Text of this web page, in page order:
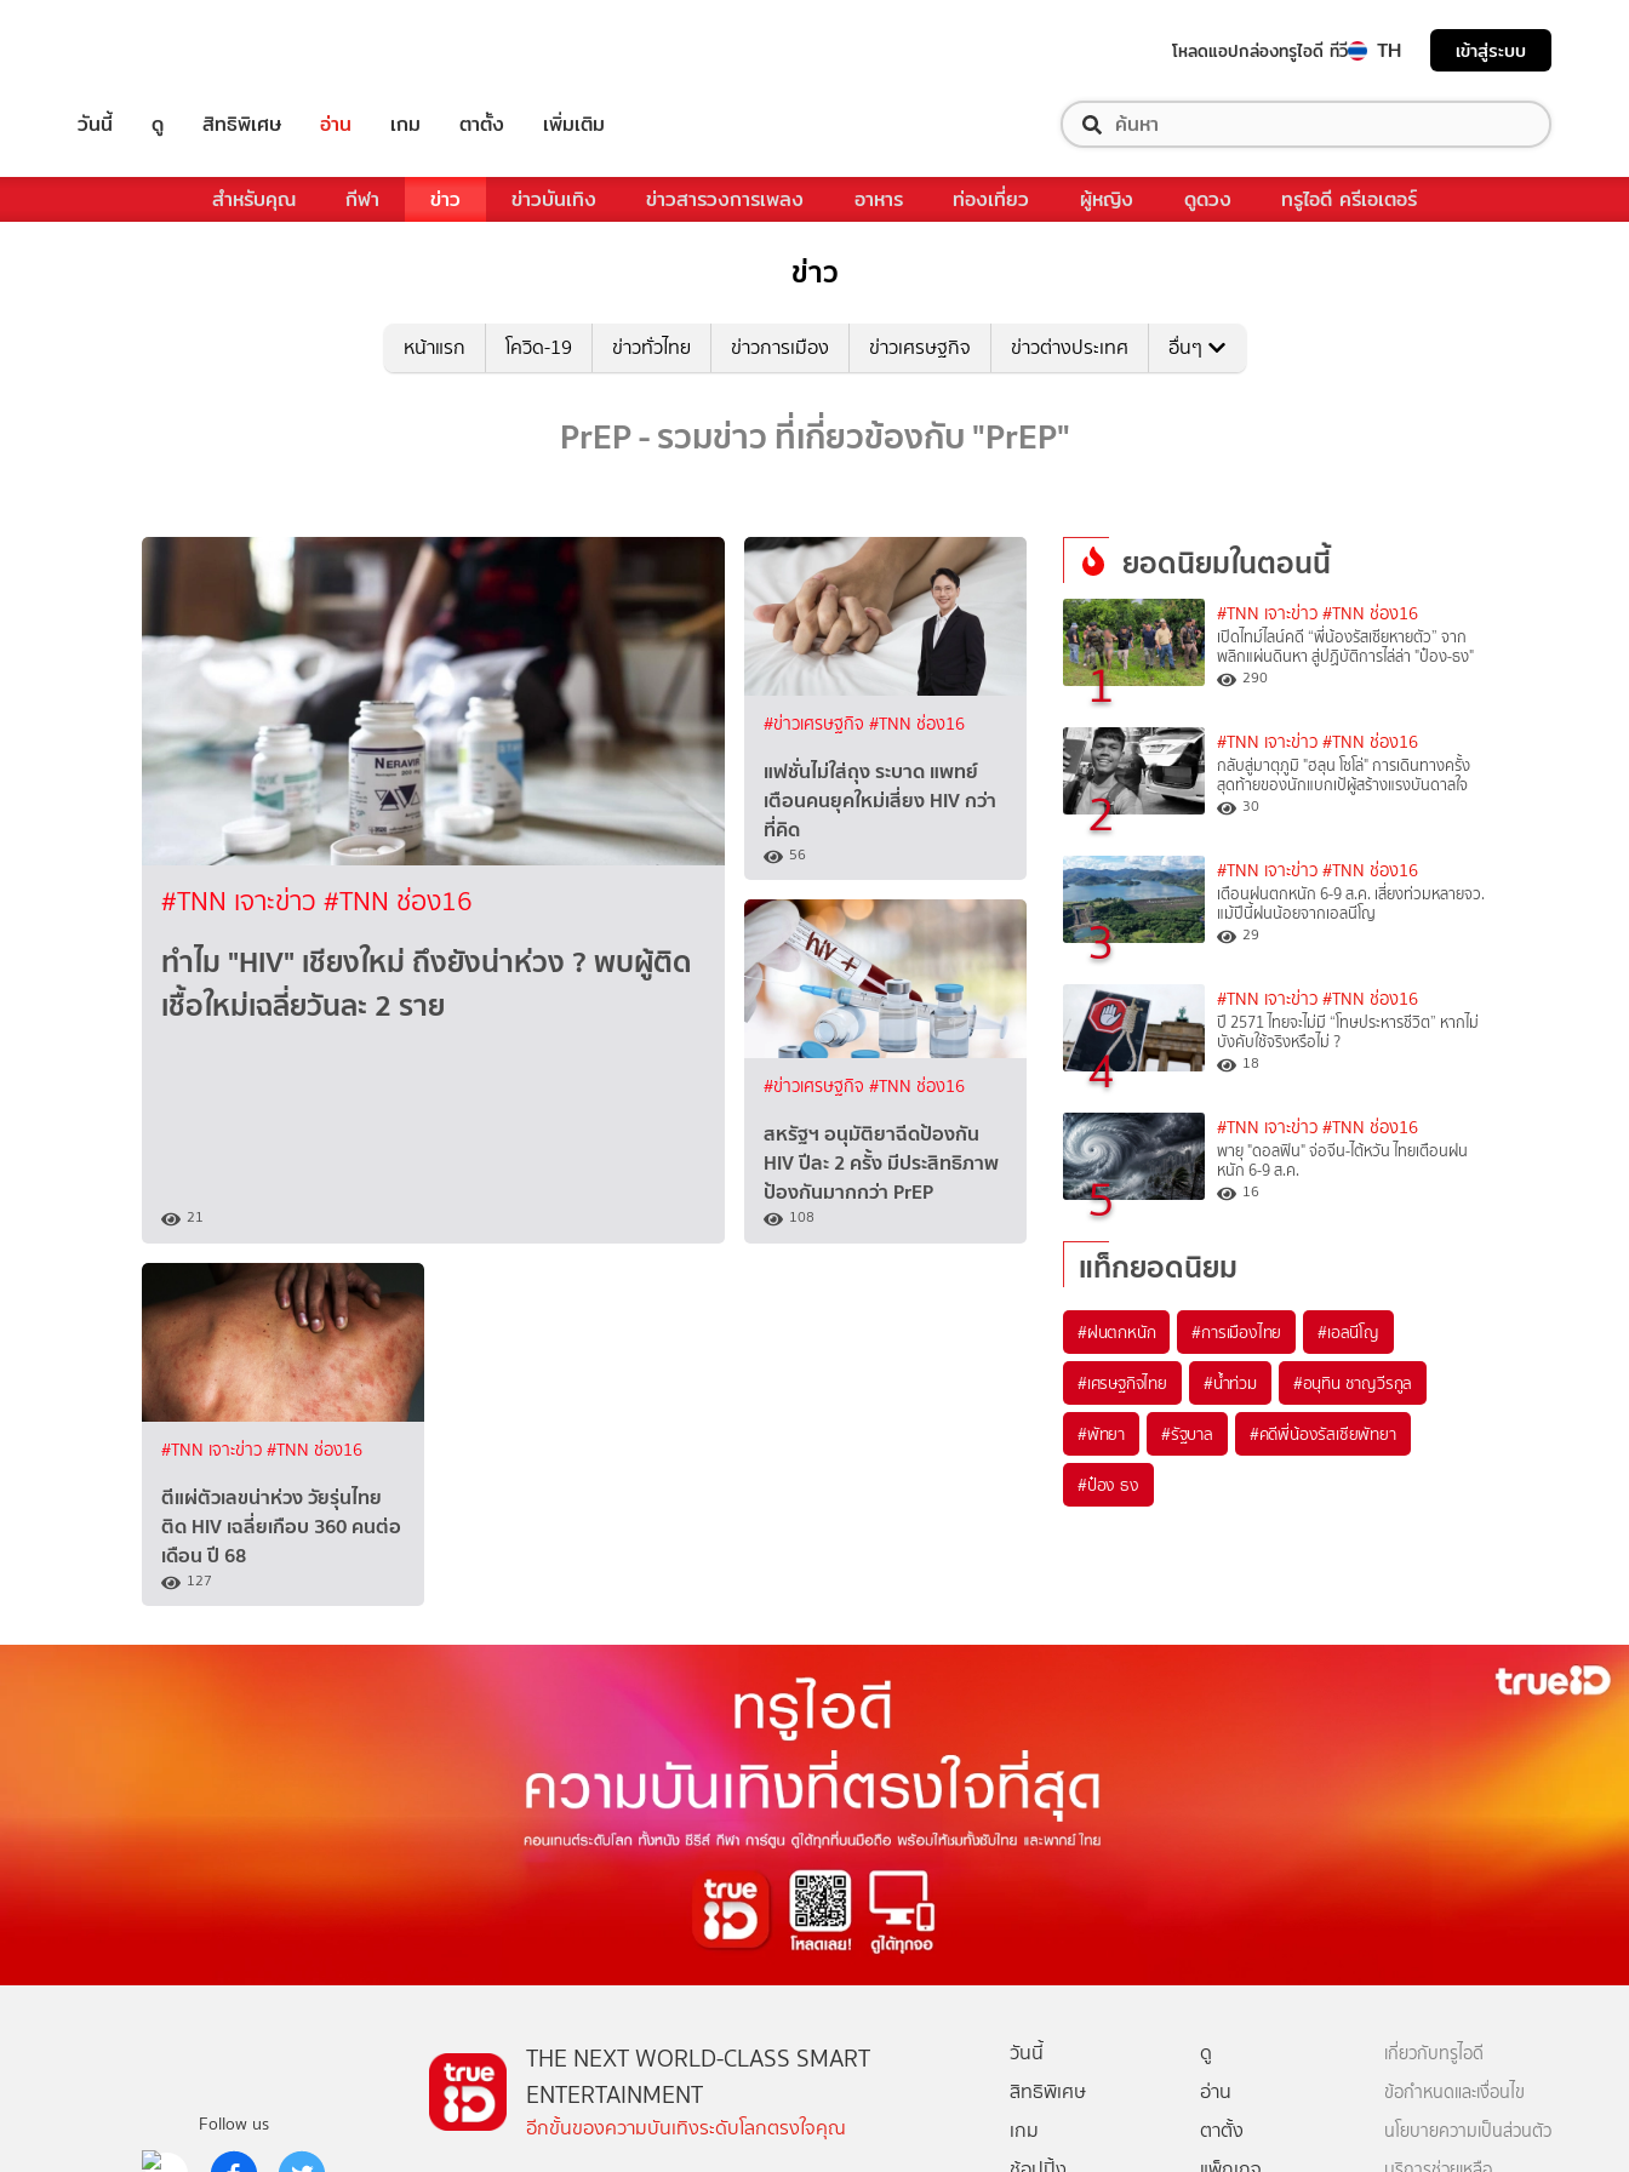
โหลดแอปกล่องทรูไอดี ทีวี TH เข้าสู่ระบบ
วันนี้ ดู สิทธิพิเศษ อ่าน เกม ตาตั้ง เพิ่มเติม
สำหรับคุณ กีฬา ข่าว ข่าวบันเทิง ข่าวสารวงการเพลง อาหาร ท่องเที่ยว ผู้หญิง ดูดวง ทรูไอดี ครีเอเตอร์
ข่าว
หน้าแรก โควิด-19 ข่าวทั่วไทย ข่าวการเมือง ข่าวเศรษฐกิจ ข่าวต่างประเทศ อื่นๆ
PrEP - รวมข่าว ที่เกี่ยวข้องกับ "PrEP"
#TNN เจาะข่าว #TNN ช่อง16
ทำไม "HIV" เชียงใหม่ ถึงยังน่าห่วง ?​ พบผู้ติด
เชื้อใหม่เฉลี่ยวันละ 2 ราย
21
#ข่าวเศรษฐกิจ#TNN ช่อง16
แฟชั่นไม่ใส่ถุง ระบาด แพทย์
เตือนคนยุคใหม่เสี่ยง HIV กว่า
ที่คิด
56
#ข่าวเศรษฐกิจ#TNN ช่อง16
สหรัฐฯ อนุมัติยาฉีดป้องกัน
HIV ปีละ 2 ครั้ง มีประสิทธิภาพ
ป้องกันมากกว่า PrEP
108
#TNN เจาะข่าว#TNN ช่อง16
ตีแผ่ตัวเลขน่าห่วง วัยรุ่นไทย
ติด HIV เฉลี่ยเกือบ 360 คนต่อ
เดือน ปี 68
127
ยอดนิยมในตอนนี้
1
#TNN เจาะข่าว #TNN ช่อง16
เปิดไทม์ไลน์คดี “พี่น้องรัสเซียหายตัว” จาก
พลิกแผ่นดินหา สู่ปฏิบัติการไล่ล่า "ป๋อง-ธง"
290
2
#TNN เจาะข่าว #TNN ช่อง16
กลับสู่มาตุภูมิ "ฮลุน โซโล่" การเดินทางครั้ง
สุดท้ายของนักแบกเป้ผู้สร้างแรงบันดาลใจ
30
3
#TNN เจาะข่าว #TNN ช่อง16
เตือนฝนตกหนัก 6-9 ส.ค. เสี่ยงท่วมหลายจว.
แม้ปีนี้ฝนน้อยจากเอลนีโญ
29
4
#TNN เจาะข่าว #TNN ช่อง16
ปี 2571 ไทยจะไม่มี “โทษประหารชีวิต” หากไม่
บังคับใช้จริงหรือไม่ ?​
18
5
#TNN เจาะข่าว #TNN ช่อง16
พายุ "ดอลฟิน" จ่อจีน-ไต้หวัน ไทยเตือนฝน
หนัก 6-9 ส.ค.
16
แท็กยอดนิยม
#ฝนตกหนัก #การเมืองไทย #เอลนีโญ
#เศรษฐกิจไทย #น้ำท่วม #อนุทิน ชาญวีรกูล
#พัทยา #รัฐบาล #คดีพี่น้องรัสเซียพัทยา
#ป๋อง ธง
Follow us
THE NEXT WORLD-CLASS SMART
ENTERTAINMENT
อีกขั้นของความบันเทิงระดับโลกตรงใจคุณ
วันนี้
ดู
สิทธิพิเศษ
อ่าน
เกม
ตาตั้ง
เกี่ยวกับทรูไอดี
ข้อกำหนดและเงื่อนไข
นโยบายความเป็นส่วนตัว